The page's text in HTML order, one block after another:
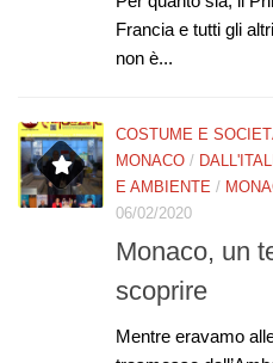
Francia e tutti gli
non è...
COSTUME E
MONACO /
E AMBIENTE /
06/02/2020
Monaco, un
scoprire
Mentre eravamo